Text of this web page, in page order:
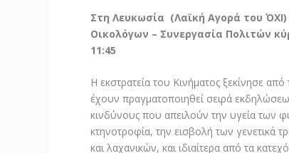
Στη Λευκωσία (Λαϊκή Αγορά του
Οικολόγων – Συνεργασία Πολιτών
11:45
Η εκστρατεία του Κινήματος ξεκίνησε
έχουν πραγματοποιηθεί σειρά
κινδύνους που απειλούν την υγεία των
κτηνοτροφία, την εισβολή των γενετικά
και λαχανικών, και ιδιαίτερα από τα